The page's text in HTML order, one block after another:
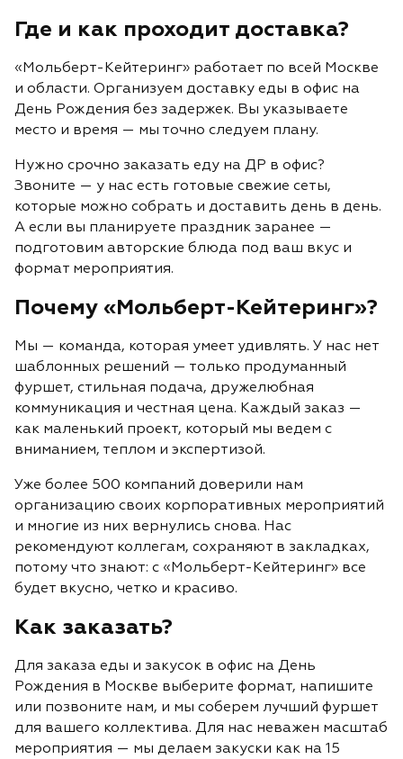
Где и как проходит доставка?
«Мольберт-Кейтеринг» работает по всей Москве
и области. Организуем доставку еды в офис на
День Рождения без задержек. Вы указываете
место и время — мы точно следуем плану.
Нужно срочно заказать еду на ДР в офис?
Звоните — у нас есть готовые свежие сеты,
которые можно собрать и доставить день в день.
А если вы планируете праздник заранее —
подготовим авторские блюда под ваш вкус и
формат мероприятия.
Почему «Мольберт-Кейтеринг»?
Мы — команда, которая умеет удивлять. У нас нет
шаблонных решений — только продуманный
фуршет, стильная подача, дружелюбная
коммуникация и честная цена. Каждый заказ —
как маленький проект, который мы ведем с
вниманием, теплом и экспертизой.
Уже более 500 компаний доверили нам
организацию своих корпоративных мероприятий
и многие из них вернулись снова. Нас
рекомендуют коллегам, сохраняют в закладках,
потому что знают: с «Мольберт-Кейтеринг» все
будет вкусно, четко и красиво.
Как заказать?
Для заказа еды и закусок в офис на День
Рождения в Москве выберите формат, напишите
или позвоните нам, и мы соберем лучший фуршет
для вашего коллектива. Для нас неважен масштаб
мероприятия — мы делаем закуски как на 15